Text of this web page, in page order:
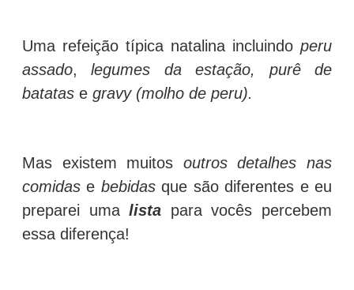
Uma refeição típica natalina incluindo peru
assado, legumes da estação, purê de
batatas e gravy (molho de peru).
Mas existem muitos outros detalhes nas
comidas e bebidasque são diferentes e eu
preparei umalista para vocês percebem
essa diferença!